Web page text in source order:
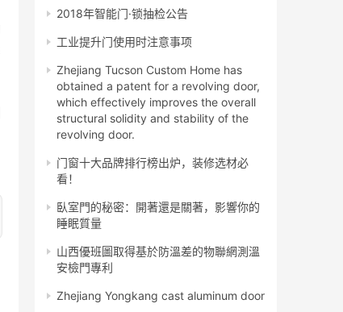
2018年智能门·锁抽检公告
工业提升门使用时注意事项
Zhejiang Tucson Custom Home has
obtained a patent for a revolving door,
which effectively improves the overall
structural solidity and stability of the
revolving door.
门窗十大品牌排行榜出炉，装修选材必
看！
臥室門的秘密：開著還是關著，影響你的
睡眠質量
山西優班圖取得基於防溫差的物聯網測溫
安檢門專利
Zhejiang Yongkang cast aluminum door